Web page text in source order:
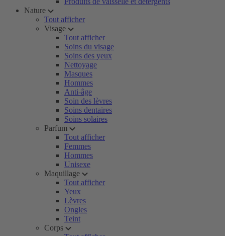
Nature
Tout afficher
Visage
Tout afficher
Soins du visage
Soins des yeux
Nettoyage
Masques
Hommes
Anti-âge
Soin des lèvres
Soins dentaires
Soins solaires
Parfum
Tout afficher
Femmes
Hommes
Unisexe
Maquillage
Tout afficher
Yeux
Lèvres
Ongles
Teint
Corps